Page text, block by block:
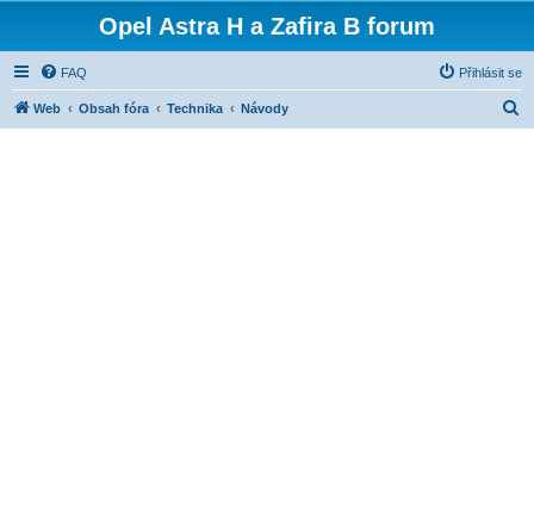
Opel Astra H a Zafira B forum
FAQ Přihlásit se
Web Obsah fóra Technika Návody